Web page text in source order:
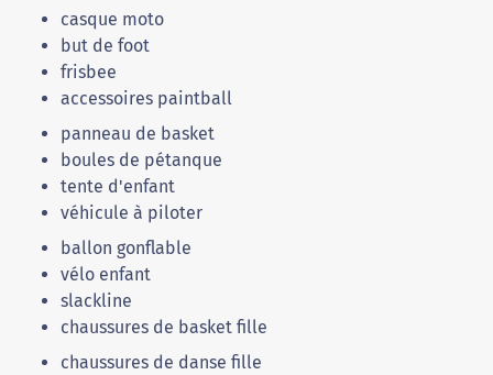
casque moto
but de foot
frisbee
accessoires paintball
panneau de basket
boules de pétanque
tente d'enfant
véhicule à piloter
ballon gonflable
vélo enfant
slackline
chaussures de basket fille
chaussures de danse fille